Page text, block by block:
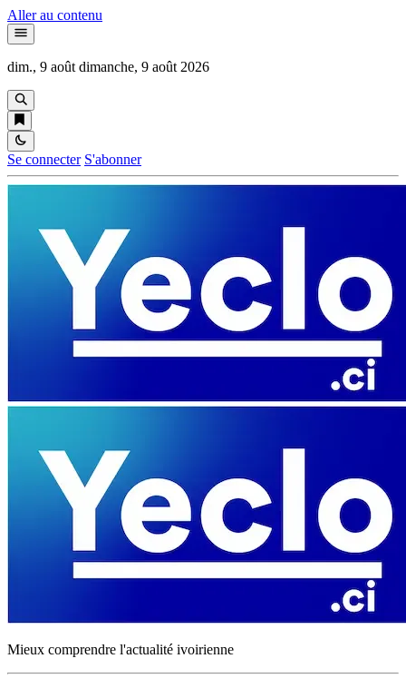
Aller au contenu
dim., 9 août dimanche, 9 août 2026
Se connecter S'abonner
Mieux comprendre l'actualité ivoirienne